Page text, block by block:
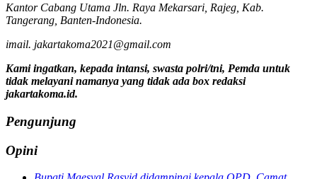
Kantor Cabang Utama Jln. Raya Mekarsari, Rajeg, Kab.
Tangerang, Banten-Indonesia.
imail. jakartakoma2021@gmail.com
Kami ingatkan, kepada intansi, swasta polri/tni, Pemda untuk
tidak melayani namanya yang tidak ada box redaksi
jakartakoma.id.
Pengunjung
Opini